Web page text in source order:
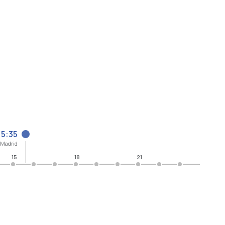
15 18 21